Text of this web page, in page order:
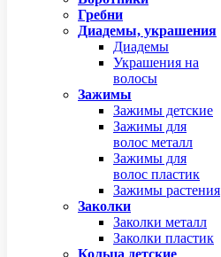
Гребни
Диадемы, украшения
Диадемы
Украшения на
волосы
Зажимы
Зажимы детские
Зажимы для
волос металл
Зажимы для
волос пластик
Зажимы растения
Заколки
Заколки металл
Заколки пластик
Кольца детские